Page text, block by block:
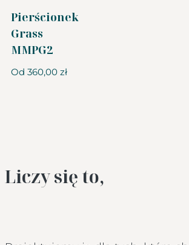
Pierścionek
Grass
MMPG2
Od 360,00 zł
Liczy się to,